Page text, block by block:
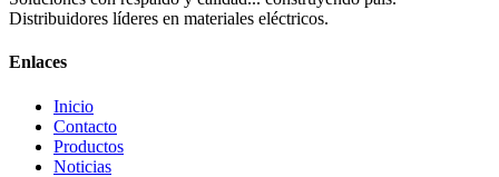
Distribuidores líderes en materiales eléctricos.
Enlaces
Inicio
Contacto
Productos
Noticias